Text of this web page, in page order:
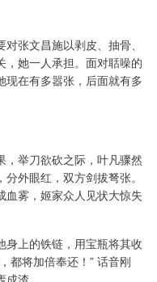
张文昌施以剥皮、抽骨、
，她一人承担。面对聒噪的
现在有多嚣张，后面就有多
，举刀欲砍之际，叶凡骤然
外眼红，双方剑拔弩张。
血雾，姬家众人见状大惊失
身上的铁链，用宝瓶将其收
都将加倍奉还！” 话音刚